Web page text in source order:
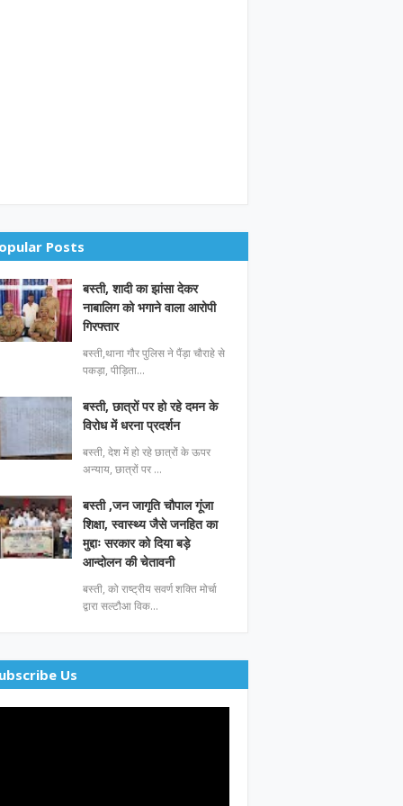
Posts
बस्ती, शादी का झांसा देकर
नाबालिग को भगाने वाला आरोपी
गिरफ्तार
बस्ती,थाना गौर पुलिस ने पैंड़ा चौराहे से
पकड़ा, पीड़िता…
बस्ती, छात्रों पर हो रहे दमन के
विरोध में धरना प्रदर्शन
बस्ती, देश में हो रहे छात्रों के ऊपर
अन्याय, छात्रों पर …
बस्ती ,जन जागृति चौपाल गूंजा
शिक्षा, स्वास्थ्य जैसे जनहित का
मुद्दाः सरकार को दिया बड़े
आन्दोलन की चेतावनी
बस्ती, को राष्ट्रीय सवर्ण शक्ति मोर्चा
द्वारा सल्टौआ विक…
Us